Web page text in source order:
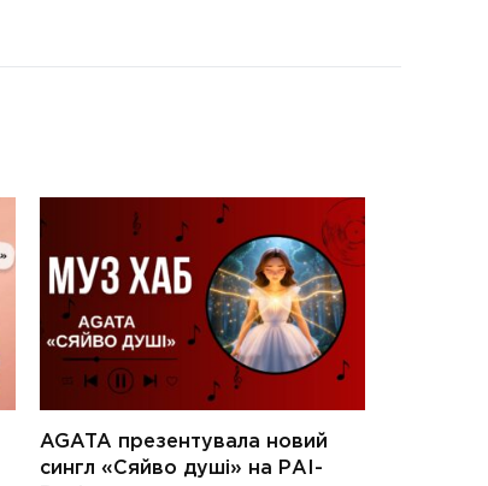
AGATA презентувала новий
сингл «Сяйво душі» на РАІ-